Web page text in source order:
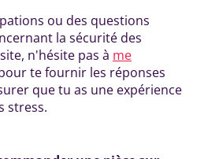
ou des questions
la sécurité des
n'hésite pas à me
pour te fournir les réponses
que tu as une expérience
stress.